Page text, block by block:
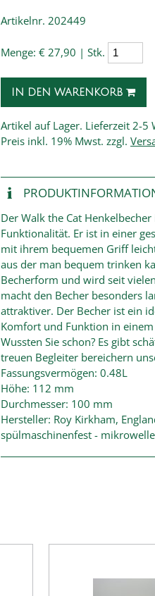
Artikelnr. 202449
Menge: € 27,90 | Stk.
IN DEN WARENKORB
Artikel auf Lager. Lieferzeit 2-5
Preis inkl. 19% Mwst. zzgl.
Der Walk the Cat
Funktionalität. Er ist in einer
mit ihrem bequemen Griff
aus der man bequem trinken
Becherform und wird seit
macht den Becher besonders
attraktiver. Der Becher ist ein
Komfort und Funktion in einem
Wussten Sie schon? Es gibt
treuen Begleiter bereichern
Fassungsvermögen: 0.48L
Höhe: 112 mm
Durchmesser: 100 mm
Hersteller: Roy Kirkham,
spülmaschinenfest -